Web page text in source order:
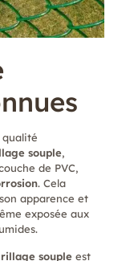
qualité
souple,
de PVC,
. Cela
apparence et
exposée aux
soupleest